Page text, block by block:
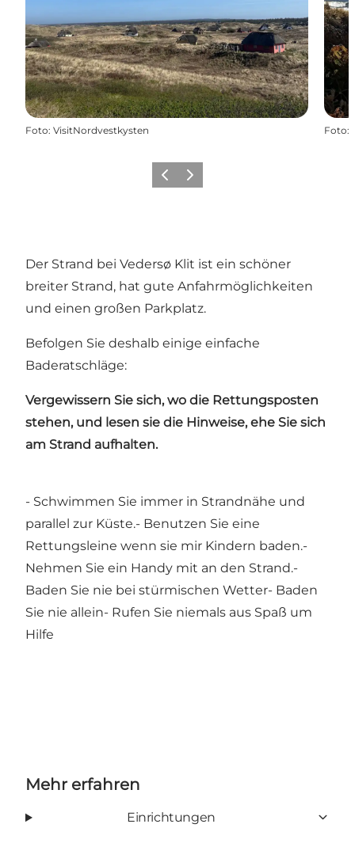
Foto: VisitNordvestkysten Foto:
ZurückWeiter
Der Strand bei Vedersø Klit ist ein schöner
breiter Strand, hat gute Anfahrmöglichkeiten
und einen großen Parkplatz.
Befolgen Sie deshalb einige einfache
Baderatschläge:
Vergewissern Sie sich, wo die Rettungsposten
stehen, und lesen sie die Hinweise, ehe Sie sich
am Strand aufhalten.
- Schwimmen Sie immer in Strandnähe und
parallel zur Küste.- Benutzen Sie eine
Rettungsleine wenn sie mir Kindern baden.-
Nehmen Sie ein Handy mit an den Strand.-
Baden Sie nie bei stürmischen Wetter- Baden
Sie nie allein- Rufen Sie niemals aus Spaß um
Hilfe
Mehr erfahren
Einrichtungen